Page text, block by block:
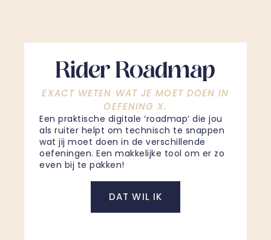
Rider Roadmap
EXACT WETEN WAT JE MOET DOEN IN
OEFENING X.
Een praktische digitale ‘roadmap’ die jou
als ruiter helpt om technisch te snappen
wat jij moet doen in de verschillende
oefeningen. Een makkelijke tool om er zo
even bij te pakken!
DAT WIL IK